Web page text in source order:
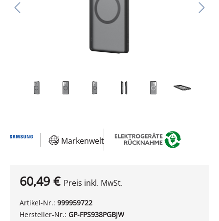
Markenwelt
60,49 € Preis inkl. MwSt.
Artikel-Nr.: 999959722
Hersteller-Nr.: GP-FPS938PGBJW